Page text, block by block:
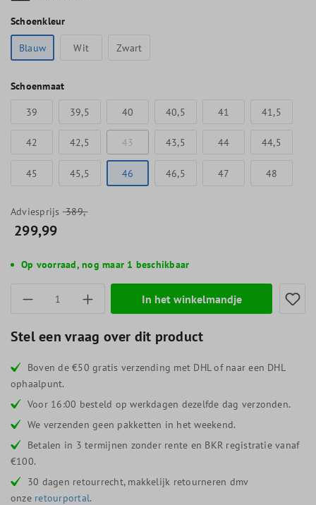
Schoenkleur
Blauw
Wit Zwart
Schoenmaat
39
39,5 40 40,5 41 41,5
42 42,5 43 43,5 44 44,5
45 45,5 46 46,5 47 48
Adviesprijs 389,-
299,99
Op voorraad, nog maar 1 beschikbaar
Producthoeveelheid: Voer de gewenste
In het winkelmandje
Stel een vraag over dit product
Boven de €50 gratis verzending met DHL of naar een DHL
ophaalpunt.
Voor 16:00 besteld op werkdagen dezelfde dag verzonden.
We verzenden geen pakketten in het weekend.
Betalen in 3 termijnen zonder rente en BKR registratie vanaf
€100.
30 dagen retourrecht, makkelijk retourneren dmv
onze retourportal.